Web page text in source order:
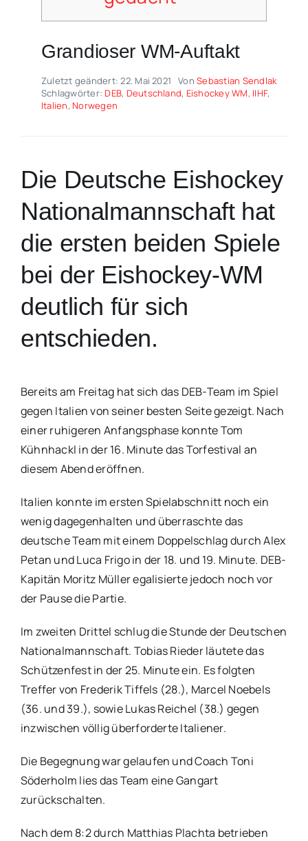
Grandioser WM-Auftakt
Zuletzt geändert: 22. Mai 2021 VonSebastian Sendlak
Schlagwörter: DEB, Deutschland, Eishockey WM, IIHF,
Italien, Norwegen
Die Deutsche Eishockey
Nationalmannschaft hat
die ersten beiden Spiele
bei der Eishockey-WM
deutlich für sich
entschieden.
Bereits am Freitag hat sich das DEB-Team im Spiel
gegen Italien von seiner besten Seite gezeigt. Nach
einer ruhigeren Anfangsphase konnte Tom
Kühnhackl in der 16. Minute das Torfestival an
diesem Abend eröffnen.
Italien konnte im ersten Spielabschnitt noch ein
wenig dagegenhalten und überraschte das
deutsche Team mit einem Doppelschlag durch Alex
Petan und Luca Frigo in der 18. und 19. Minute. DEB-
Kapitän Moritz Müller egalisierte jedoch noch vor
der Pause die Partie.
Im zweiten Drittel schlug die Stunde der Deutschen
Nationalmannschaft. Tobias Rieder läutete das
Schützenfest in der 25. Minute ein. Es folgten
Treffer von Frederik Tiffels (28.), Marcel Noebels
(36. und 39.), sowie Lukas Reichel (38.) gegen
inzwischen völlig überforderte Italiener.
Die Begegnung war gelaufen und Coach Toni
Söderholm lies das Team eine Gangart
zurückschalten.
Nach dem 8:2 durch Matthias Plachta betrieben